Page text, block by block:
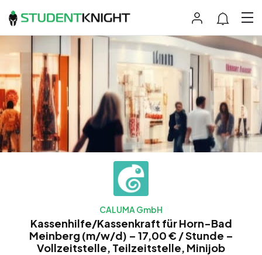
CALUMA GmbH
Kassenhilfe/Kassenkraft für Horn-Bad
Meinberg (m/w/d) – 17,00 € / Stunde –
Vollzeitstelle, Teilzeitstelle, Minijob